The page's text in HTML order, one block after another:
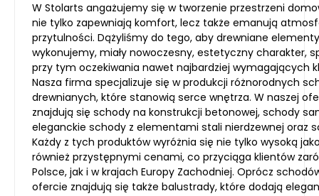
W Stolarts angażujemy się w tworzenie przestrzeni
nie tylko zapewniają komfort, lecz także emanują
przytulności. Dążyliśmy do tego, aby drewniane
wykonujemy, miały nowoczesny, estetyczny charakter,
przy tym oczekiwania nawet najbardziej wymagających
Nasza firma specjalizuje się w produkcji różnorodnych
drewnianych, które stanowią serce wnętrza. W naszej
znajdują się schody na konstrukcji betonowej, schody
eleganckie schody z elementami stali nierdzewnej oraz
Każdy z tych produktów wyróżnia się nie tylko wysoką
również przystępnymi cenami, co przyciąga klientów
Polsce, jak i w krajach Europy Zachodniej. Oprócz
ofercie znajdują się także balustrady, które dodają